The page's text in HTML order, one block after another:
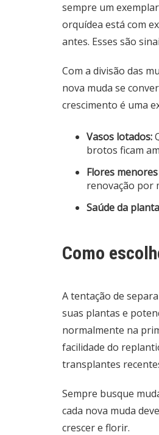
sempre um
orquídea está com
antes. Esses são
Com a divisão das
nova muda se
crescimento é uma
Vasos lotados:
brotos ficam
Flores
renovação por
Saúde da
Como
A tentação de
suas plantas e
normalmente na
facilidade do
transplantes
Sempre busque
cada nova muda
crescer e florir.